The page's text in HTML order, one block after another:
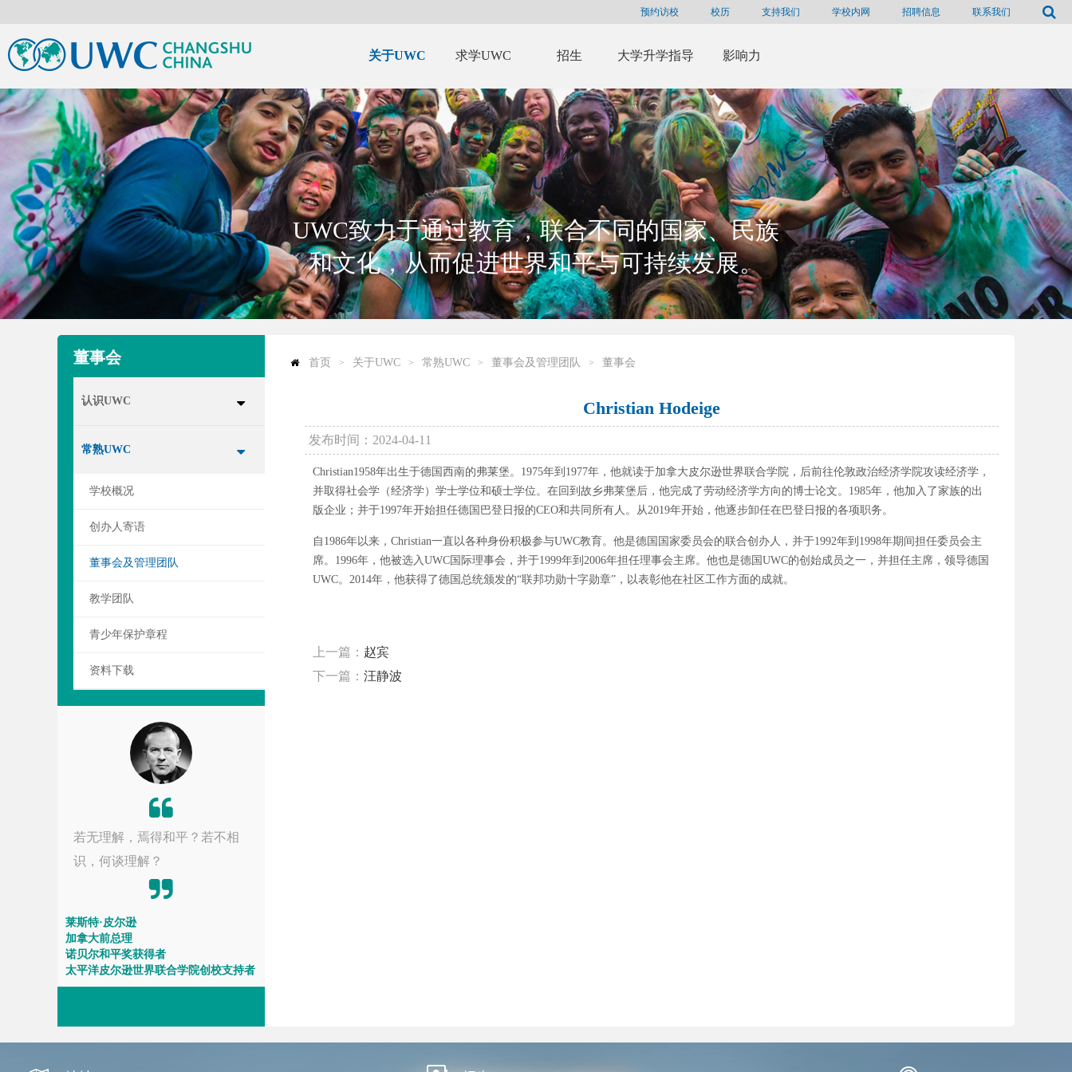
联系我们
招聘信息
学校内网
支持我们
校历
预约访校
关于UWC 求学UWC 招生 大学升学指导 影响力
UWC致力于通过教育，联合不同的国家、民族
和文化，从而促进世界和平与可持续发展。
董事会
认识UWC
常熟UWC
学校概况
创办人寄语
董事会及管理团队
教学团队
青少年保护章程
资料下载
若无理解，焉得和平？若不相
识，何谈理解？
莱斯特·皮尔逊
加拿大前总理
诺贝尔和平奖获得者
太平洋皮尔逊世界联合学院创校支持者
首页 > 关于UWC > 常熟UWC > 董事会及管理团队 > 董事会
Christian Hodeige
发布时间：2024-04-11
Christian1958年出生于德国西南的弗莱堡。1975年到1977年，他就读于加拿大皮尔逊世界联合学院，后前往伦敦政治经济学院攻读经济学，
并取得社会学（经济学）学士学位和硕士学位。在回到故乡弗莱堡后，他完成了劳动经济学方向的博士论文。1985年，他加入了家族的出
版企业；并于1997年开始担任德国巴登日报的CEO和共同所有人。从2019年开始，他逐步卸任在巴登日报的各项职务。
自1986年以来，Christian一直以各种身份积极参与UWC教育。他是德国国家委员会的联合创办人，并于1992年到1998年期间担任委员会主
席。1996年，他被选入UWC国际理事会，并于1999年到2006年担任理事会主席。他也是德国UWC的创始成员之一，并担任主席，领导德国
UWC。2014年，他获得了德国总统颁发的“联邦功勋十字勋章”，以表彰他在社区工作方面的成就。
上一篇： 赵宾
下一篇： 汪静波